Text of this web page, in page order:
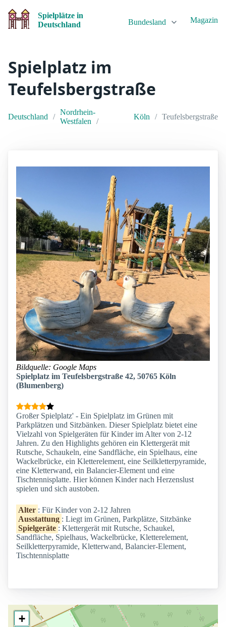
Spielplätze in
Deutschland
Bundesland Magazin
Spielplatz im
Teufelsbergstraße
Deutschland
Nordrhein-
Westfalen
Köln Teufelsbergstraße
Bildquelle: Google Maps
Spielplatz im Teufelsbergstraße 42, 50765 Köln
(Blumenberg)
Großer Spielplatz' - Ein Spielplatz im Grünen mit
Parkplätzen und Sitzbänken. Dieser Spielplatz bietet eine
Vielzahl von Spielgeräten für Kinder im Alter von 2-12
Jahren. Zu den Highlights gehören ein Klettergerät mit
Rutsche, Schaukeln, eine Sandfläche, ein Spielhaus, eine
Wackelbrücke, ein Kletterelement, eine Seilkletterpyramide,
eine Kletterwand, ein Balancier-Element und eine
Tischtennisplatte. Hier können Kinder nach Herzenslust
spielen und sich austoben.
Alter : Für Kinder von 2-12 Jahren
Ausstattung : Liegt im Grünen, Parkplätze, Sitzbänke
Spielgeräte : Klettergerät mit Rutsche, Schaukel,
Sandfläche, Spielhaus, Wackelbrücke, Kletterelement,
Seilkletterpyramide, Kletterwand, Balancier-Element,
Tischtennisplatte
+